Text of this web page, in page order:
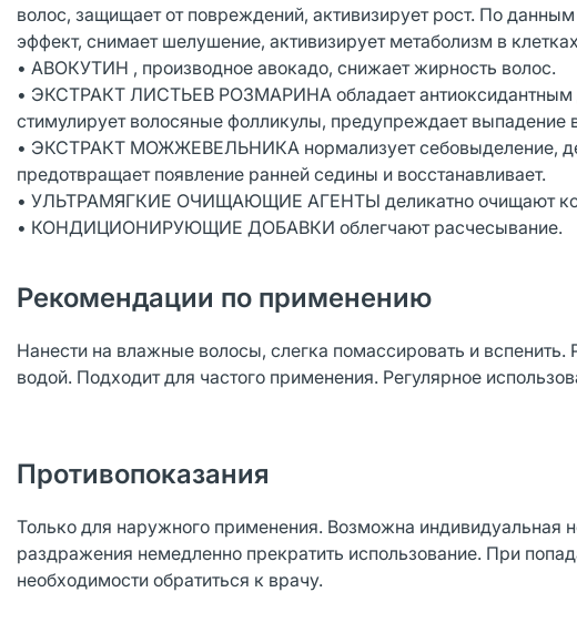
волос, защищает от повреждений, активизирует рост. По
эффект, снимает шелушение, активизирует метаболизм в
• АВОКУТИН , производное авокадо, снижает жирность волос.
• ЭКСТРАКТ ЛИСТЬЕВ РОЗМАРИНА обладает антиоксидантным
стимулирует волосяные фолликулы, предупреждает выпадение
• ЭКСТРАКТ МОЖЖЕВЕЛЬНИКА нормализует себовыделение,
предотвращает появление ранней седины и восстанавливает.
• УЛЬТРАМЯГКИЕ ОЧИЩАЮЩИЕ АГЕНТЫ деликатно очищают
• КОНДИЦИОНИРУЮЩИЕ ДОБАВКИ облегчают расчесывание.
Рекомендации по применению
Нанести на влажные волосы, слегка помассировать и
водой. Подходит для частого применения. Регулярное
Противопоказания
Только для наружного применения. Возможна индивидуальная
раздражения немедленно прекратить использование. При
необходимости обратиться к врачу.